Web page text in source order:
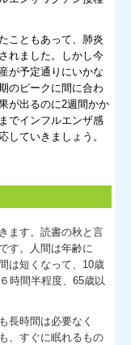
こともあって、肺炎
れました。しかし今
が予定通りにいかな
のピークに間に合わ
が出るのに2週間かか
でインフルエンザ感
していきましょう。
ます。読書の秋と言
す。人間は年齢に
は短くなって、10歳
時間半程度、65歳以
長時間は必要なく
、すぐに眠れるもの